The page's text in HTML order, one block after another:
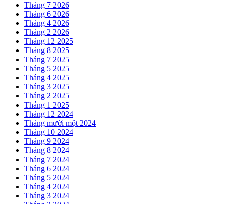
Tháng 7 2026
Tháng 6 2026
Tháng 4 2026
Tháng 2 2026
Tháng 12 2025
Tháng 8 2025
Tháng 7 2025
Tháng 5 2025
Tháng 4 2025
Tháng 3 2025
Tháng 2 2025
Tháng 1 2025
Tháng 12 2024
Tháng mười một 2024
Tháng 10 2024
Tháng 9 2024
Tháng 8 2024
Tháng 7 2024
Tháng 6 2024
Tháng 5 2024
Tháng 4 2024
Tháng 3 2024